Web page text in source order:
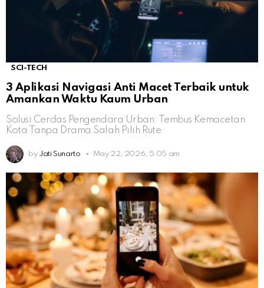
SCI-TECH
3 Aplikasi Navigasi Anti Macet Terbaik untuk
Amankan Waktu Kaum Urban
Solusi Cerdas Pengendara Urban: Tembus Kemacetan
Kota Tanpa Drama Salah Pilih Rute
by Jati Sunarto May 22, 2026, 5:05 am